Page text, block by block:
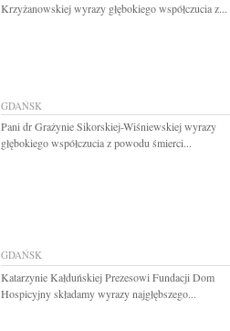
Krzyżanowskiej wyrazy głębokiego współczucia z...
GDAŃSK
Pani dr Grażynie Sikorskiej-Wiśniewskiej wyrazy
głębokiego współczucia z powodu śmierci...
GDAŃSK
Katarzynie Kałduńskiej Prezesowi Fundacji Dom
Hospicyjny składamy wyrazy najgłębszego...